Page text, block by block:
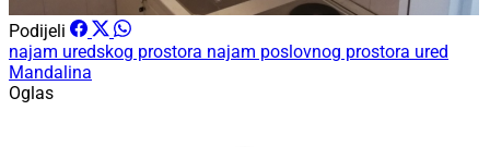
Podijeli
najam uredskog prostora najam poslovnog prostora ured
Mandalina
Oglas